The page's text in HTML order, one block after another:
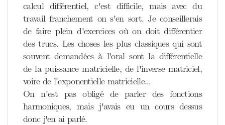
calcul différentiel, c'est difficile, mais avec du
travail franchement on s'en sort. Je conseillerais
de faire plein d'exercices où on doit différentier
des trucs. Les choses les plus classiques qui sont
souvent demandées à l'oral sont la différentielle
de la puissance matricielle, de l'inverse matriciel,
voire de l'exponentielle matricielle...
On n'est pas obligé de parler des fonctions
harmoniques, mais j'avais eu un cours dessus
donc j'en ai parlé.